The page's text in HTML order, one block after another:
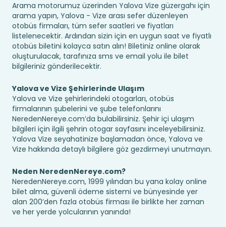
Arama motorumuz üzerinden Yalova Vize güzergahı için
arama yapın, Yalova - Vize arası sefer düzenleyen
otobüs firmaları, tüm sefer saatleri ve fiyatları
listelenecektir. Ardından sizin için en uygun saat ve fiyatlı
otobüs biletini kolayca satın alın! Biletiniz online olarak
oluşturulacak, tarafınıza sms ve email yolu ile bilet
bilgileriniz gönderilecektir.
Yalova ve Vize Şehirlerinde Ulaşım
Yalova ve Vize şehirlerindeki otogarları, otobüs
firmalarının şubelerini ve şube telefonlarını
NeredenNereye.com’da bulabilirsiniz. Şehir içi ulaşım
bilgileri için ilgili şehrin otogar sayfasını inceleyebilirsiniz.
Yalova Vize seyahatinize başlamadan önce, Yalova ve
Vize hakkında detaylı bilgilere göz gezdirmeyi unutmayın.
Neden NeredenNereye.com?
NeredenNereye.com, 1999 yılından bu yana kolay online
bilet alma, güvenli ödeme sistemi ve bünyesinde yer
alan 200’den fazla otobüs firması ile birlikte her zaman
ve her yerde yolcularının yanında!